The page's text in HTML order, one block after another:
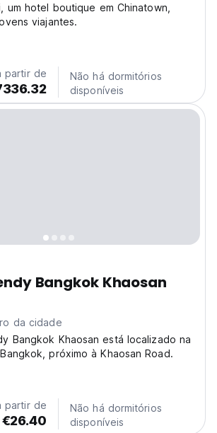
um hotel boutique em Chinatown,
viajantes.
partir de
Não há dormitórios
disponíveis
Bangkok Khaosan
da cidade
Bangkok Khaosan está localizado na
próximo à Khaosan Road.
partir de
€26.40
Não há dormitórios
disponíveis